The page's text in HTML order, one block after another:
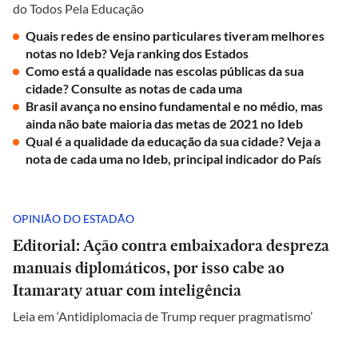
do Todos Pela Educação
Quais redes de ensino particulares tiveram melhores
notas no Ideb? Veja ranking dos Estados
Como está a qualidade nas escolas públicas da sua
cidade? Consulte as notas de cada uma
Brasil avança no ensino fundamental e no médio, mas
ainda não bate maioria das metas de 2021 no Ideb
Qual é a qualidade da educação da sua cidade? Veja a
nota de cada uma no Ideb, principal indicador do País
OPINIÃO DO ESTADÃO
Editorial: Ação contra embaixadora despreza
manuais diplomáticos, por isso cabe ao
Itamaraty atuar com inteligência
Leia em ‘Antidiplomacia de Trump requer pragmatismo’